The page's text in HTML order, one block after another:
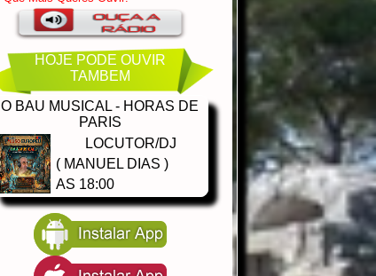
HOJE PODE OUVIR
TAMBEM
O BAU MUSICAL - HORAS DE
PARIS
LOCUTOR/DJ
( MANUEL DIAS )
AS 18:00